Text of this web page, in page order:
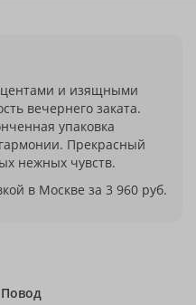
и изящными
вечернего заката.
упаковка
Прекрасный
нежных чувств.
в Москве за 3 960 руб.
Повод